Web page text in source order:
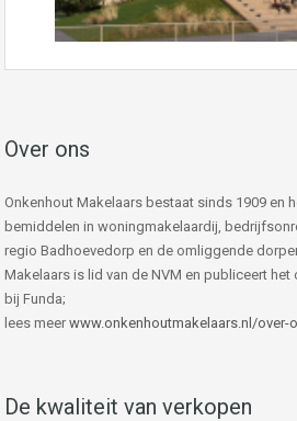
Over ons
Onkenhout Makelaars bestaat sinds 1909 en
bemiddelen in woningmakelaardij,
regio Badhoevedorp en de omliggende
Makelaars is lid van de NVM en publiceert
bij Funda;
lees meer www.onkenhoutmakelaars.nl/over-
De kwaliteit van verkopen